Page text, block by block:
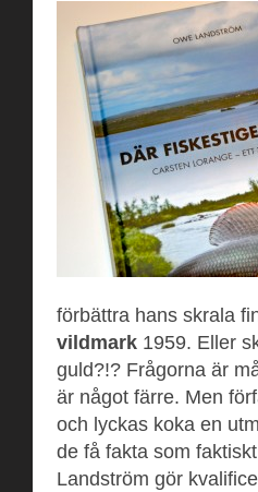
förbättra hans skrala
vildmark 1959. Eller
guld?!? Frågorna är
är något färre. Men
och lyckas koka en
de få fakta som
Landström gör